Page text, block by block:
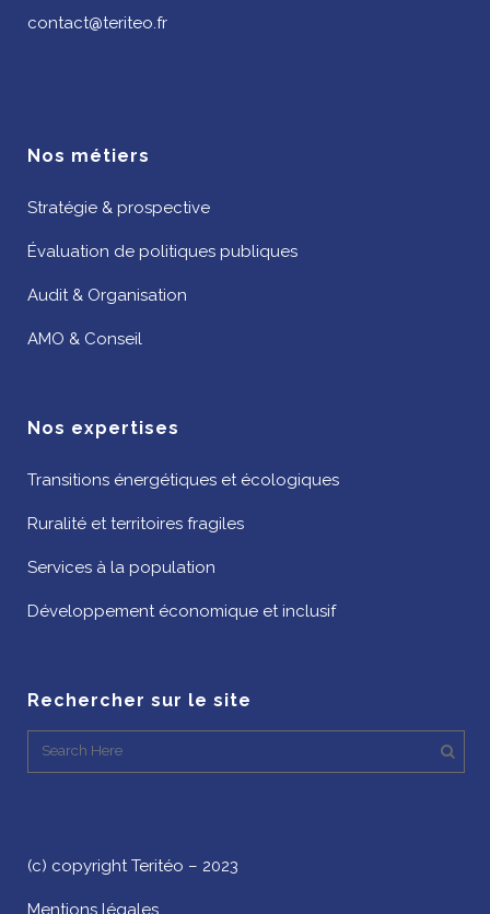
contact@teriteo.fr
Nos métiers
Stratégie & prospective
Évaluation de politiques publiques
Audit & Organisation
AMO & Conseil
Nos expertises
Transitions énergétiques et écologiques
Ruralité et territoires fragiles
Services à la population
Développement économique et inclusif
Rechercher sur le site
(c) copyright Teritéo – 2023
Mentions légales